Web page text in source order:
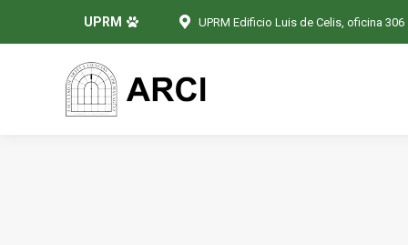
UPRM UPRM Edificio Luis de Celis, oficina 306